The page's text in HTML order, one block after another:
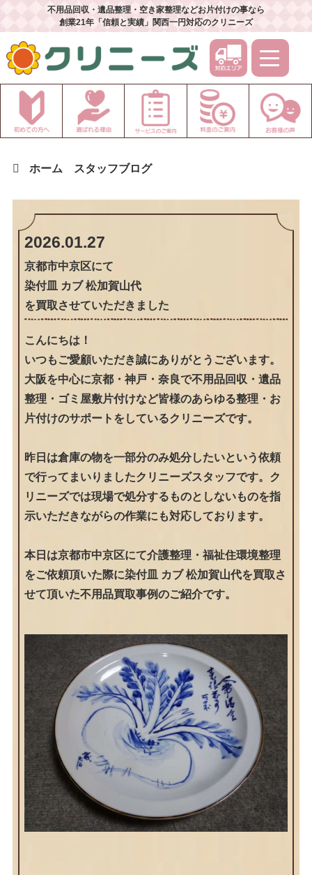
不用品回収・遺品整理・空き家整理などお片付けの事なら
創業21年「信頼と実績」関西一円対応のクリニーズ
ホーム スタッフブログ
2026.01.27
京都市中京区にて
染付皿 カブ 松加賀山代
を買取させていただきました
こんにちは！
いつもご愛顧いただき誠にありがとうございます。
大阪を中心に京都・神戸・奈良で不用品回収・遺品
整理・ゴミ屋敷片付けなど皆様のあらゆる整理・お
片付けのサポートをしているクリニーズです。
昨日は倉庫の物を一部分のみ処分したいという依頼
で行ってまいりましたクリニーズスタッフです。ク
リニーズでは現場で処分するものとしないものを指
示いただきながらの作業にも対応しております。
本日は京都市中京区にて介護整理・福祉住環境整理
をご依頼頂いた際に染付皿 カブ 松加賀山代を買取さ
せて頂いた不用品買取事例のご紹介です。